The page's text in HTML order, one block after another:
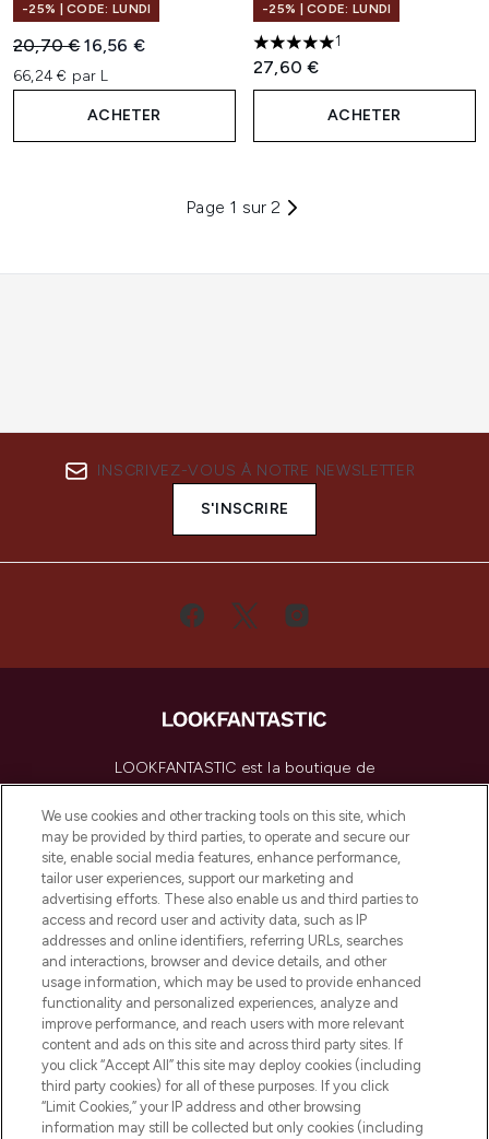
-25% | CODE: LUNDI
Prix de vente :
20,70 €Prix ​​actuel :
16,56 €
66,24 € par L
ACHETER
-25% | CODE: LUNDI
5 étoiles sur un maximum de
1
27,60 €
ACHETER
Page 1 sur 2
INSCRIVEZ-VOUS À NOTRE NEWSLETTER
S'INSCRIRE
LOOKFANTASTIC est la boutique de
beauté incontournable en Europe,
proposant les meilleurs produits de soins
de la peau, des cheveux et de maquillage
de plus de 200 marques prestigieuses.
Faites vos achats en ligne ou via
l’application, avec la livraison offerte dès
55€ d'achat.
Consentement aux cookies
Do Not Sell or Share My Personal
Information
AIDE ET INFORMATIONS
We use cookies and other tracking tools on this site, which
may be provided by third parties, to operate and secure our
site, enable social media features, enhance performance,
tailor user experiences, support our marketing and
advertising efforts. These also enable us and third parties to
access and record user and activity data, such as IP
addresses and online identifiers, referring URLs, searches
and interactions, browser and device details, and other
usage information, which may be used to provide enhanced
functionality and personalized experiences, analyze and
improve performance, and reach users with more relevant
content and ads on this site and across third party sites. If
you click “Accept All” this site may deploy cookies (including
third party cookies) for all of these purposes. If you click
“Limit Cookies,” your IP address and other browsing
information may still be collected but only cookies (including